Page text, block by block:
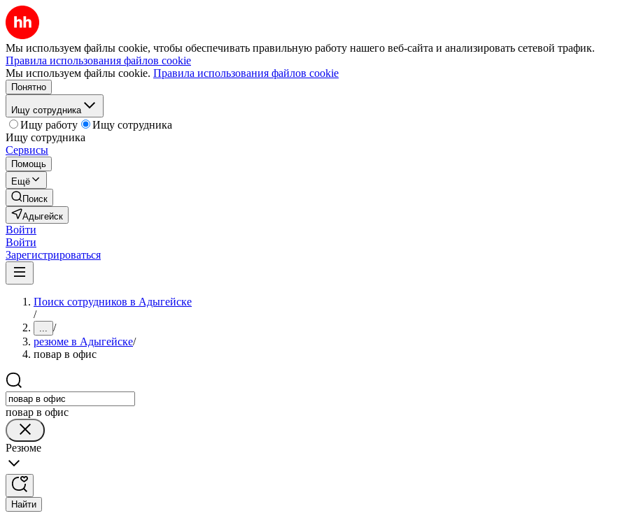
Мы используем файлы cookie, чтобы обеспечивать правильную работу нашего веб-сайта и анализировать сетевой трафик.
Правила использования файлов cookie
Мы используем файлы cookie. Правила использования файлов cookie
Понятно
Ищу сотрудника
Ищу работу
Ищу сотрудника
Ищу сотрудника
Сервисы
Помощь
Ещё
Поиск
Адыгейск
Войти
Войти
Зарегистрироваться
Поиск сотрудников в Адыгейске
/
... /
резюме в Адыгейске/
повар в офис
повар в офис
Резюме
Найти